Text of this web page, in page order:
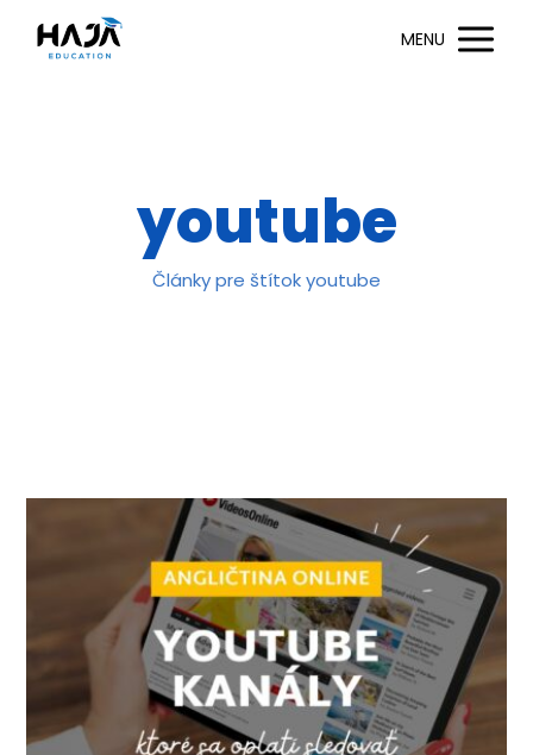
MENU
youtube
Články pre štítok youtube